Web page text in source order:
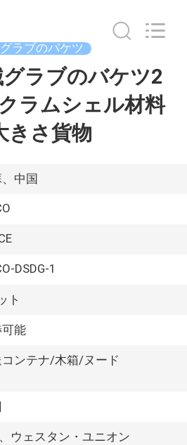
ラブのバケツ
ラブのバケツ2
ラムシェル材料
きさ貨物
中国
DSDG-1
ト
能
ンテナ/木箱/ヌード
ウェスタン・ユニオン